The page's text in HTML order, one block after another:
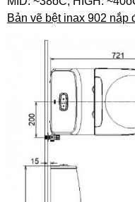
Bản vẽ bệt inax 902 nắp